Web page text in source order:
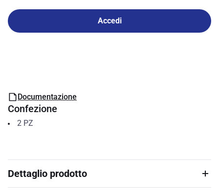
Accedi
Documentazione
Confezione
2 PZ
Dettaglio prodotto